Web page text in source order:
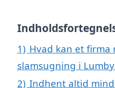
1) Hvad kan et firma
slamsugning i
2) Indhent altid